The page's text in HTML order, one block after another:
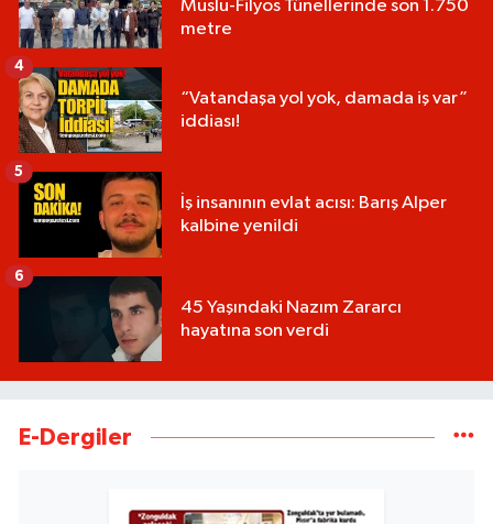
Muslu-Filyos Tünellerinde son 1.750
metre
“Vatandaşa yol yok, damada iş var”
iddiası!
4
İş insanının evlat acısı: Barış Alper
kalbine yenildi
5
45 Yaşındaki Nazım Zararcı
hayatına son verdi
6
E-Dergiler